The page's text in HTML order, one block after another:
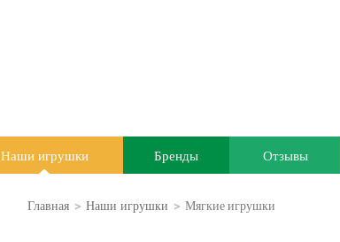
Наши игрушки Бренды Отзывы
Главная > Наши игрушки > Мягкие игрушки